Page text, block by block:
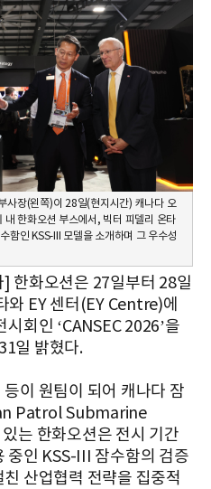
사장(왼쪽)이 28일(현지시간) 캐나다 오
내 한화오션 부스에서, 빅터 피델리 온타
함인 KSS-III 모델을 소개하며 그 우수성
한화오션은 27일부터 28일
와 EY 센터(EY Centre)에
회인 ‘CANSEC 2026’을
일 밝혔다.
이 원팀이 되어 캐나다 잠
Patrol Submarine
는 한화오션은 전시 기간
중인 KSS-III 잠수함의 검증
산업협력 전략을 집중적